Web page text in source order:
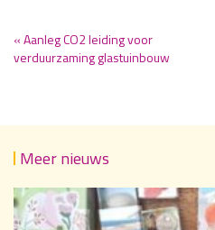
« Aanleg CO2 leiding voor
verduurzaming glastuinbouw
Meer nieuws